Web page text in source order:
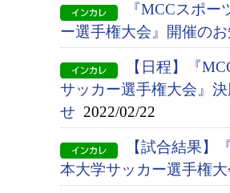
『MCCスポー
ー選手権大会』開催の
【日程】『
サッカー選手権大会』
せ 2022/02/22
【試合結果】
本大学サッカー選手権大